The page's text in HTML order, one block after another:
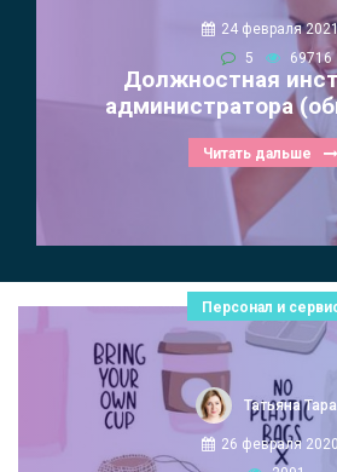
24 февраля
5
69716
Должностная
администратора
Читать дальше
Персонал и
Татьяна
26 февраля 2020